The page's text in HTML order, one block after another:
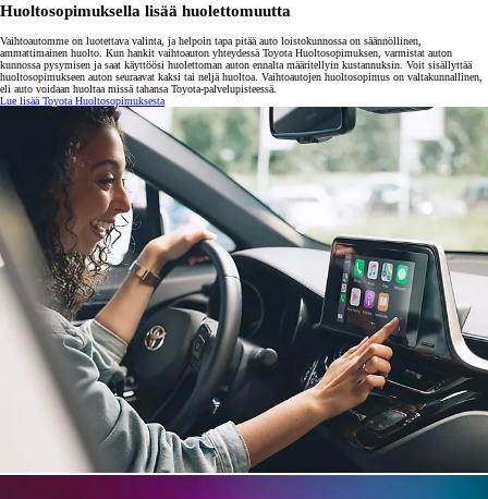
Huoltosopimuksella lisää huolettomuutta
Vaihtoautomme on luotettava valinta, ja helpoin tapa pitää auto loistokunnossa on säännöllinen,
ammattimainen huolto. Kun hankit vaihtoauton yhteydessä Toyota Huoltosopimuksen, varmistat auton
kunnossa pysymisen ja saat käyttöösi huolettoman auton ennalta määritellyin kustannuksin. Voit sisällyttää
huoltosopimukseen auton seuraavat kaksi tai neljä huoltoa. Vaihtoautojen huoltosopimus on valtakunnallinen,
eli auto voidaan huoltaa missä tahansa Toyota-palvelupisteessä.
Lue lisää Toyota Huoltosopimuksesta